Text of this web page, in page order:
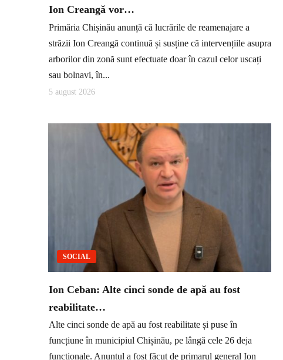
Ion Creangă vor…
Primăria Chișinău anunță că lucrările de reamenajare a
străzii Ion Creangă continuă și susține că intervențiile asupra
arborilor din zonă sunt efectuate doar în cazul celor uscați
sau bolnavi, în...
5 august 2026
SOCIAL
Ion Ceban: Alte cinci sonde de apă au fost
reabilitate…
Alte cinci sonde de apă au fost reabilitate și puse în
funcțiune în municipiul Chișinău, pe lângă cele 26 deja
funcționale. Anunțul a fost făcut de primarul general Ion